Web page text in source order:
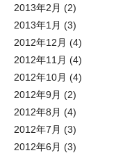
2013年2月 (2)
2013年1月 (3)
2012年12月 (4)
2012年11月 (4)
2012年10月 (4)
2012年9月 (2)
2012年8月 (4)
2012年7月 (3)
2012年6月 (3)